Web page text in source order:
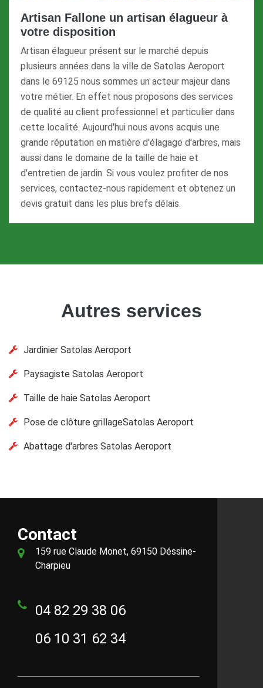
Artisan Fallone un artisan élagueur à
votre disposition
Artisan élagueur présent sur le marché depuis
plusieurs années dans la ville de Satolas Aeroport
dans le 69125 nous sommes un acteur majeur dans
votre métier. En effet nous proposons des services
de qualité au client professionnel et particulier dans
cette localité. Aujourd'hui nous avons acquis une
grande réputation en matière d'élagage d'arbres, mais
aussi dans le domaine de la taille de haie et
d'entretien de jardin. Si vous voulez profiter de nos
services, contactez-nous rapidement et obtenez un
devis gratuit dans les plus brefs délais.
Autres services
Jardinier Satolas Aeroport
Paysagiste Satolas Aeroport
Taille de haie Satolas Aeroport
Pose de clôture grillageSatolas Aeroport
Abattage d'arbres Satolas Aeroport
Contact
159 rue Claude Monet, 69150 Déssine-
Charpieu
04 82 29 38 06
06 10 31 62 34